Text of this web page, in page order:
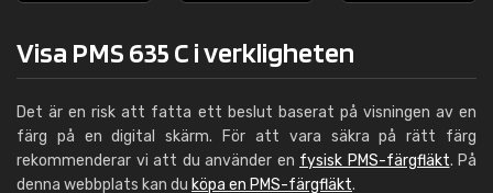
Visa PMS 635 C i verkligheten
Det är en risk att fatta ett beslut baserat på visningen av en
färg på en digital skärm. För att vara säkra på rätt färg
rekommenderar vi att du använder en fysisk PMS-färgfläkt. På
denna webbplats kan du köpa en PMS-färgfläkt.